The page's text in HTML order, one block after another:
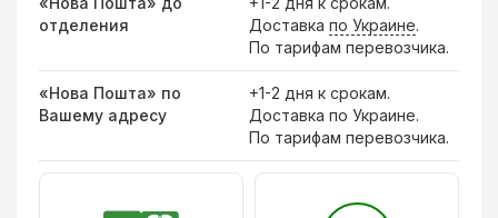
отделения
Доставка по Украине.
По тарифам перевозчика.
«Нова Пошта» по
Вашему адресу
+1-2 дня к срокам.
Доставка по Украине.
По тарифам перевозчика.